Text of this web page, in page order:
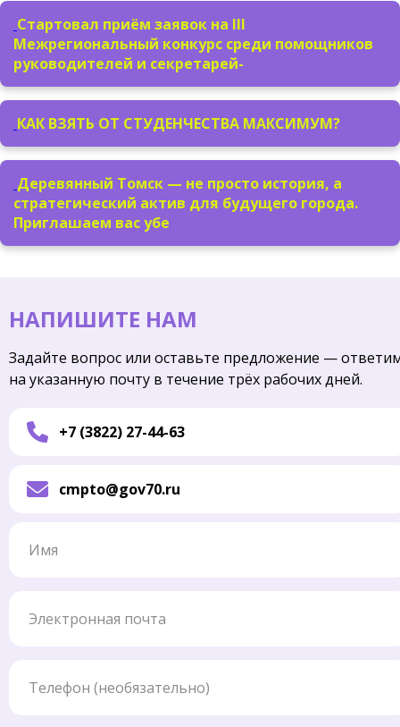
Стартовал приём заявок на III
Межрегиональный конкурс среди помощников
руководителей и секретарей-
КАК ВЗЯТЬ ОТ СТУДЕНЧЕСТВА МАКСИМУМ?
Деревянный Томск — не просто история, а
стратегический актив для будущего города.
Приглашаем вас убе
НАПИШИТЕ НАМ
Задайте вопрос или оставьте предложение —
на указанную почту в течение трёх рабочих дней.
+7 (3822) 27-44-63
cmpto@gov70.ru